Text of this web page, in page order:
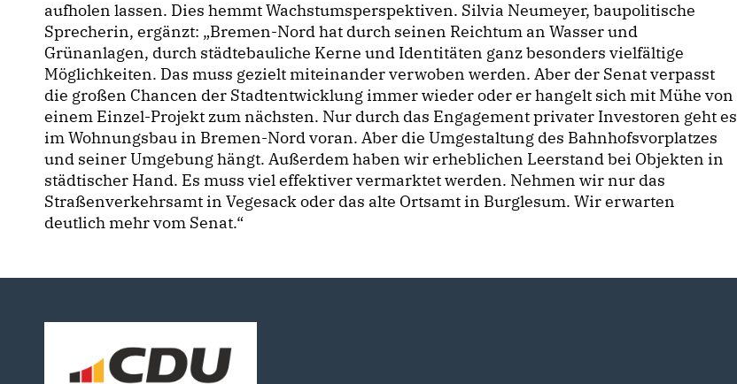
aufholen lassen. Dies hemmt Wachstumsperspektiven. Silvia Neumeyer, baupolitische
Sprecherin, ergänzt: „Bremen-Nord hat durch seinen Reichtum an Wasser und
Grünanlagen, durch städtebauliche Kerne und Identitäten ganz besonders vielfältige
Möglichkeiten. Das muss gezielt miteinander verwoben werden. Aber der Senat verpasst
die großen Chancen der Stadtentwicklung immer wieder oder er hangelt sich mit Mühe von
einem Einzel-Projekt zum nächsten. Nur durch das Engagement privater Investoren geht es
im Wohnungsbau in Bremen-Nord voran. Aber die Umgestaltung des Bahnhofsvorplatzes
und seiner Umgebung hängt. Außerdem haben wir erheblichen Leerstand bei Objekten in
städtischer Hand. Es muss viel effektiver vermarktet werden. Nehmen wir nur das
Straßenverkehrsamt in Vegesack oder das alte Ortsamt in Burglesum. Wir erwarten
deutlich mehr vom Senat.“